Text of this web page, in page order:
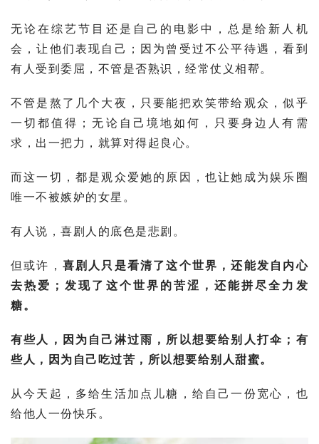
无论在综艺节目还是自己的电影中，总是给新人机
会，让他们表现自己；因为曾受过不公平待遇，看到
有人受到委屈，不管是否熟识，经常仗义相帮。
不管是熬了几个大夜，只要能把欢笑带给观众，似乎
一切都值得；无论自己境地如何，只要身边人有需
求，出一把力，就算对得起良心。
而这一切，都是观众爱她的原因，也让她成为娱乐圈
唯一不被嫉妒的女星。
有人说，喜剧人的底色是悲剧。
但或许， 喜剧人只是看清了这个世界，还能发自内心
去热爱；发现了这个世界的苦涩，还能拼尽全力发
糖。
有些人，因为自己淋过雨，所以想要给别人打伞；有
些人，因为自己吃过苦，所以想要给别人甜蜜。
从今天起，多给生活加点儿糖，给自己一份宽心，也
给他人一份快乐。